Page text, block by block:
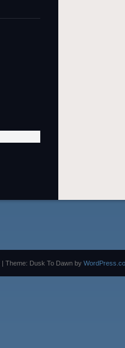
| Theme: Dusk To Dawn by